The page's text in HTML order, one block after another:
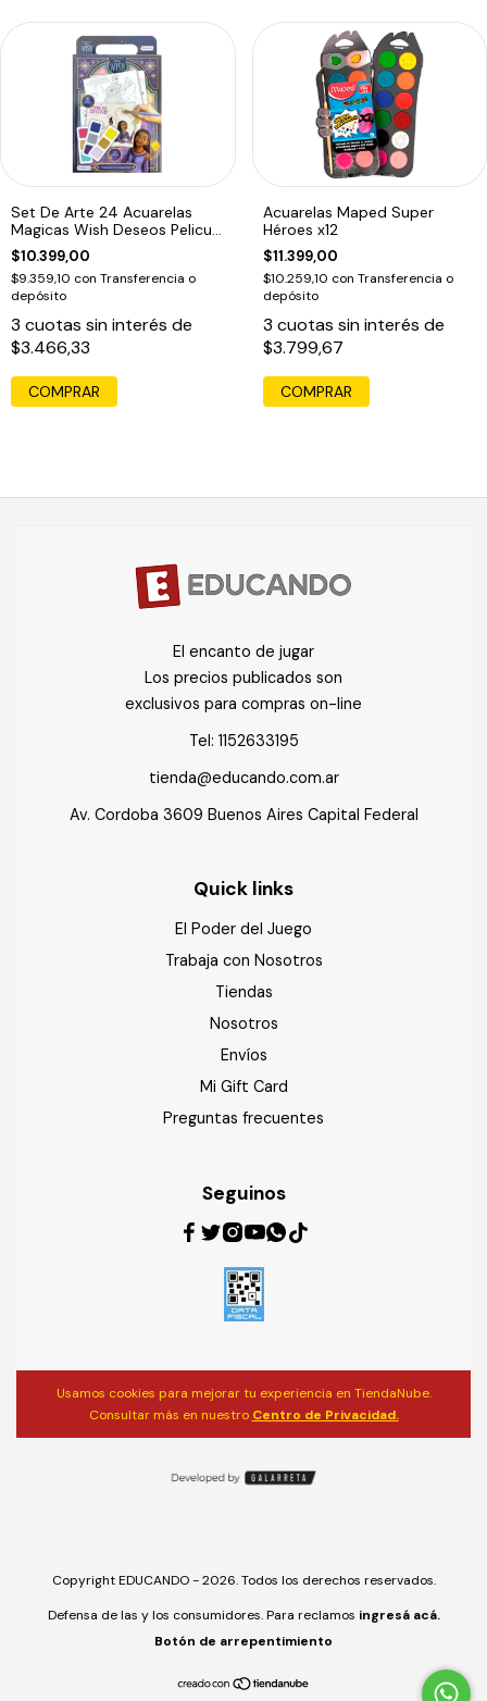
Set De Arte 24 Acuarelas
Magicas Wish Deseos Pelicula
Disney
$10.399,00
$9.359,10 con Transferencia o
depósito
3 cuotas sin interés de
$3.466,33
COMPRAR
Acuarelas Maped Super
Héroes x12
$11.399,00
$10.259,10 con Transferencia o
depósito
3 cuotas sin interés de
$3.799,67
COMPRAR
El encanto de jugar
Los precios publicados son
exclusivos para compras on-line
Tel: 1152633195
tienda@educando.com.ar
Av. Cordoba 3609 Buenos Aires Capital Federal
Quick links
El Poder del Juego
Trabaja con Nosotros
Tiendas
Nosotros
Envíos
Mi Gift Card
Preguntas frecuentes
Seguinos
Usamos cookies para mejorar tu experiencia en TiendaNube.
Consultar más en nuestro Centro de Privacidad.
Copyright EDUCANDO - 2026. Todos los derechos reservados.
Defensa de las y los consumidores. Para reclamos ingresá acá.
Botón de arrepentimiento